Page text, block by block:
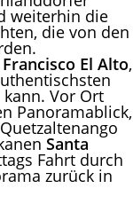
weiterhin die
die von den
Francisco El Alto,
Vor Ort
Panoramablick,
Santa
Fahrt durch
zurück in